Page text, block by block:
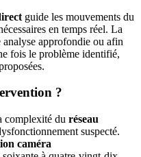
guide les mouvements du
en temps réel. La
analyse approfondie ou afin
fois le problème identifié,
?
complexité du réseau
suspecté.
caméra